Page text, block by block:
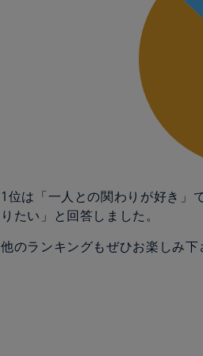
1位は「一人との関わりが好き」
りたい」と回答しました。
他のランキングもぜひお楽しみ下